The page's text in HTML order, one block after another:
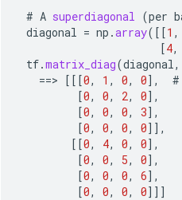
# A superdiagonal (per
diagonal = np .array( [[1 ,
[4,
tf.matrix_diag(diagonal,
==> [[[0, 1 , 0, 0] , #
[0, 0, 2, 0] ,
[0, 0, 0, 3] ,
[0, 0, 0, 0]] ,
[[0, 4, 0, 0] ,
[0, 0, 5, 0] ,
[0, 0, 0, 6] ,
[0, 0, 0, 0]]]